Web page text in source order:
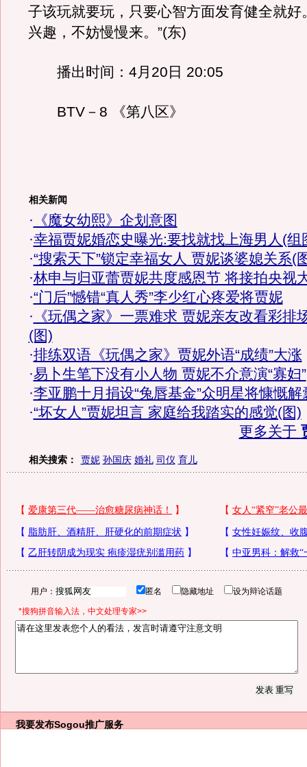
子该玩就要玩，只要心智方面发育健全就好
兴趣，不妨慢慢来。”(东)
播出时间：4月20日 20:05
BTV－8 《第八区》
相关新闻
· 《魔女幼熙》企划意图
·幸福贾妮婚恋史曝光:要找就找上海男人(组
·“搜索天下”锁定幸福女人 贾妮谈婆媳关系(
·林申与归亚蕾贾妮共度感恩节 将接拍央视
·“门后”憾错“真人秀”李少红心疼爱将贾妮
· 《玩偶之家》一票难求 贾妮亲友改看彩排
(图)
·排练双语《玩偶之家》贾妮外语“成绩”大涨
·易卜生笔下没有小人物 贾妮不介意演“寡妇”
·李亚鹏十月捐设“兔唇基金”众明星将慷慨解
·“坏女人”贾妮坦言 家庭给我踏实的感觉(图)
更多关于
相关搜索： 贾妮 孙国庆 婚礼 司仪 育儿
用户： 匿名 隐藏地址 设为辩论话题
*搜狗拼音输入法，中文处理专家>>
我要发布Sogou推广服务